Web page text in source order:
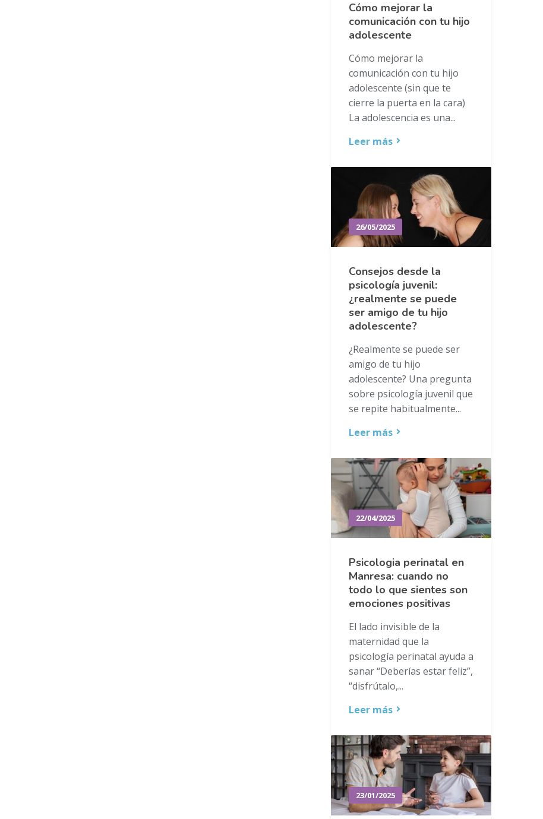
Cómo mejorar la
comunicación con tu hijo
adolescente
Cómo mejorar la
comunicación con tu hijo
adolescente (sin que te
cierre la puerta en la cara)
La adolescencia es una...
Leer más
26/05/2025
Consejos desde la
psicología juvenil:
¿realmente se puede
ser amigo de tu hijo
adolescente?
¿Realmente se puede ser
amigo de tu hijo
adolescente? Una pregunta
sobre psicología juvenil que
se repite habitualmente...
Leer más
22/04/2025
Psicologia perinatal en
Manresa: cuando no
todo lo que sientes son
emociones positivas
El lado invisible de la
maternidad que la
psicología perinatal ayuda a
sanar “Deberías estar feliz”,
“disfrútalo,...
Leer más
23/01/2025